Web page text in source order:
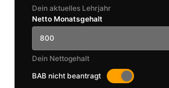
Dein aktuelles Lehrjahr
Netto Monatsgehalt
Dein Nettogehalt
BAB nicht beantragt